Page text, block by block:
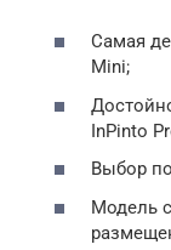
Самая
Mini;
InPinto
Выбор
Модель